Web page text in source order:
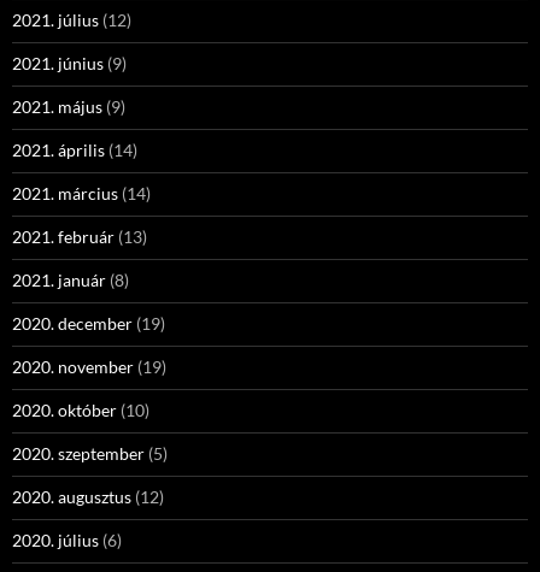
2021. július (12)
2021. június (9)
2021. május (9)
2021. április (14)
2021. március (14)
2021. február (13)
2021. január (8)
2020. december (19)
2020. november (19)
2020. október (10)
2020. szeptember (5)
2020. augusztus (12)
2020. július (6)